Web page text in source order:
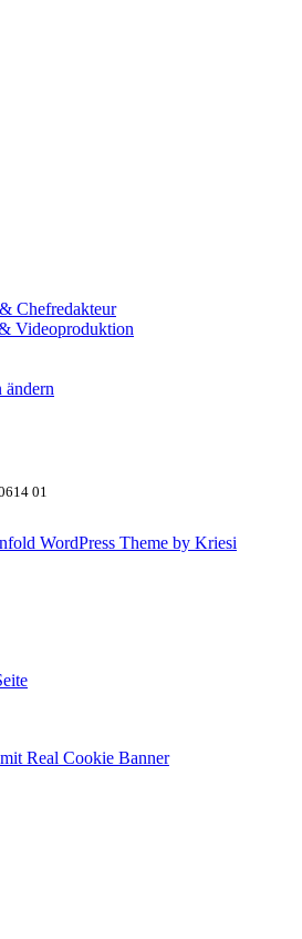
Chefredakteur
Videoproduktion
ändern
01
WordPress Theme by Kriesi
Real Cookie Banner